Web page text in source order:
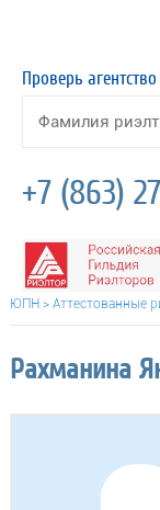
Проверь
+7 (863)
ЮПН > Аттестованные
Рахманина